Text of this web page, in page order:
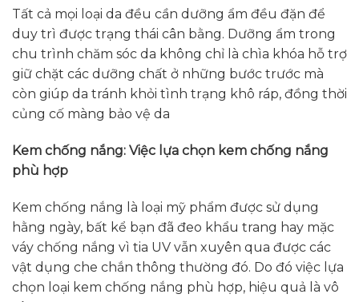
Tất cả mọi loại da đều cần dưỡng ẩm đều đặn để
duy trì được trạng thái cân bằng. Dưỡng ẩm trong
chu trình chăm sóc da không chỉ là chìa khóa hỗ trợ
giữ chặt các dưỡng chất ở những bước trước mà
còn giúp da tránh khỏi tình trạng khô ráp, đồng thời
củng cố màng bảo vệ da
Kem chống nắng: Việc lựa chọn kem chống nắng
phù hợp
Kem chống nắng là loại mỹ phẩm được sử dụng
hằng ngày, bất kể bạn đã đeo khẩu trang hay mặc
váy chống nắng vì tia UV vẫn xuyên qua được các
vật dụng che chắn thông thường đó. Do đó việc lựa
chọn loại kem chống nắng phù hợp, hiệu quả là vô